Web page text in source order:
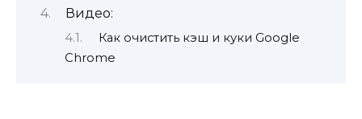
Видео:
Как очистить кэш и куки Google
Chrome